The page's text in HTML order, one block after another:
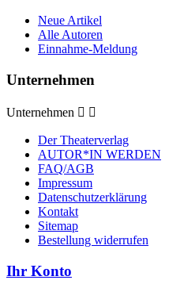
Neue Artikel
Alle Autoren
Einnahme-Meldung
Unternehmen
Unternehmen  
Der Theaterverlag
AUTOR*IN WERDEN
FAQ/AGB
Impressum
Datenschutzerklärung
Kontakt
Sitemap
Bestellung widerrufen
Ihr Konto